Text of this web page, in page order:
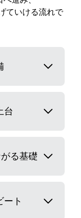
ていける流れで
台
る基礎
ート